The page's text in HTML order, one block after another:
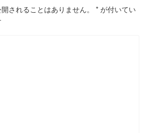
されることはありません。 * が付いてい